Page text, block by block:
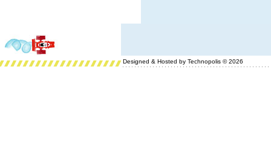
Designed & Hosted by Technopolis © 2026